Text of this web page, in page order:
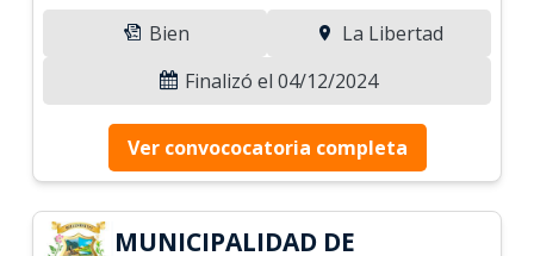
Bien
La Libertad
Finalizó el 04/12/2024
Ver convococatoria completa
MUNICIPALIDAD DE